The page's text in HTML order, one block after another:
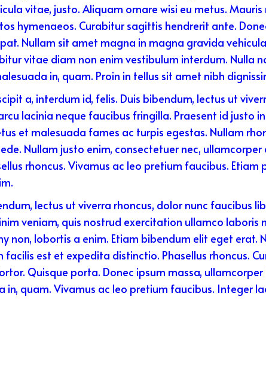
vitae, justo. Aliquam ornare wisi eu metus.
hymenaeos. Curabitur sagittis hendrerit ante.
Nullam sit amet magna in magna gravida
vitae diam non enim vestibulum interdum. Nulla
in, quam. Proin in tellus sit amet nibh
a, interdum id, felis. Duis bibendum, lectus ut
lacinia neque faucibus fringilla. Praesent id justo
et malesuada fames ac turpis egestas. Nullam
Nullam justo enim, consectetuer nec,
rhoncus. Vivamus ac leo pretium faucibus. Etiam
lectus ut viverra rhoncus, dolor nunc faucibus
veniam, quis nostrud exercitation ullamco
non, lobortis a enim. Etiam bibendum elit eget erat.
facilis est et expedita distinctio. Phasellus rhoncus.
Quisque porta. Donec ipsum massa, ullamcorper
quam. Vivamus ac leo pretium faucibus. Integer